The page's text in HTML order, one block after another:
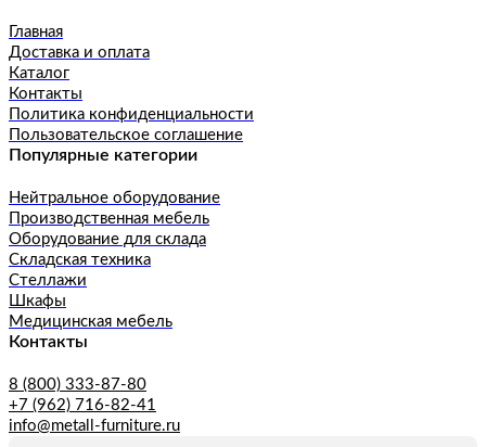
Главная
Доставка и оплата
Каталог
Контакты
Политика конфиденциальности
Пользовательское соглашение
Популярные категории
Нейтральное оборудование
Производственная мебель
Оборудование для склада
Складская техника
Стеллажи
Шкафы
Медицинская мебель
Контакты
8 (800) 333-87-80
+7 (962) 716-82-41
info@metall-furniture.ru